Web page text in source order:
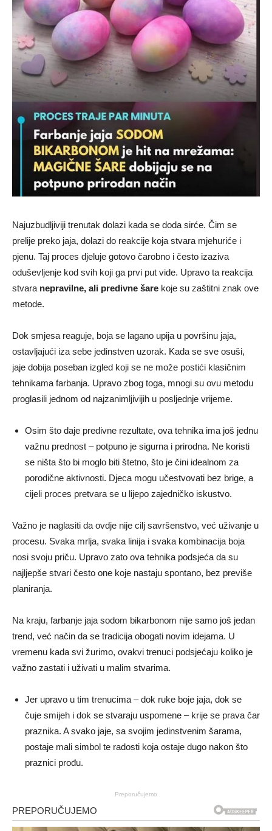
Najuzbudljiviji trenutak dolazi kada se doda sirće. Čim se
prelije preko jaja, dolazi do reakcije koja stvara mjehuriće i
pjenu. Taj proces djeluje gotovo čarobno i često izaziva
oduševljenje kod svih koji ga prvi put vide. Upravo ta reakcija
stvara nepravilne, ali predivne šare koje su zaštitni znak ove
metode.
Dok smjesa reaguje, boja se lagano upija u površinu jaja,
ostavljajući iza sebe jedinstven uzorak. Kada se sve osuši,
jaje dobija poseban izgled koji se ne može postići klasičnim
tehnikama farbanja. Upravo zbog toga, mnogi su ovu metodu
proglasili jednom od najzanimljivijih u posljednje vrijeme.
Osim što daje predivne rezultate, ova tehnika ima još jednu
važnu prednost – potpuno je sigurna i prirodna. Ne koristi
se ništa što bi moglo biti štetno, što je čini idealnom za
porodične aktivnosti. Djeca mogu učestvovati bez brige, a
cijeli proces pretvara se u lijepo zajedničko iskustvo.
Važno je naglasiti da ovdje nije cilj savršenstvo, već uživanje u
procesu. Svaka mrlja, svaka linija i svaka kombinacija boja
nosi svoju priču. Upravo zato ova tehnika podsjeća da su
najljepše stvari često one koje nastaju spontano, bez previše
planiranja.
Na kraju, farbanje jaja sodom bikarbonom nije samo još jedan
trend, već način da se tradicija obogati novim idejama. U
vremenu kada svi žurimo, ovakvi trenuci podsjećaju koliko je
važno zastati i uživati u malim stvarima.
Jer upravo u tim trenucima – dok ruke boje jaja, dok se
čuje smijeh i dok se stvaraju uspomene – krije se prava čar
praznika. A svako jaje, sa svojim jedinstvenim šarama,
postaje mali simbol te radosti koja ostaje dugo nakon što
praznici prođu.
Preporučujemo